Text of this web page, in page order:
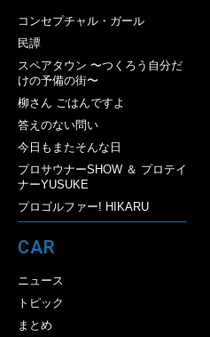
コンセプチャル・ガール
民譚
スペアタウン 〜つくろう自分だ
けの予備の街〜
柳さん ごはんですよ
答えのない問い
今日もまたそんな日
プロサウナーSHOW ＆ プロテイ
ナーYUSUKE
プロゴルファー! HIKARU
CAR
ニュース
トピック
まとめ